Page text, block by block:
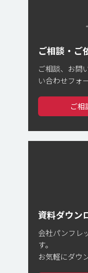
ご相談・ご
ご相談、お問
い合わせフォ
ご相
資料ダウン
会社パンフレ
す。
お気軽にダウ